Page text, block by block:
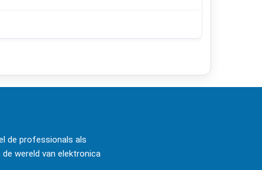
de professionals als
wereld van elektronica